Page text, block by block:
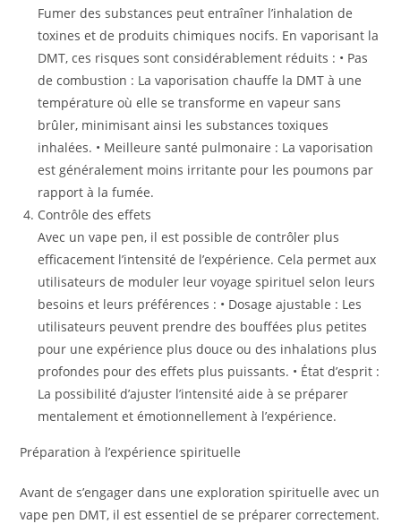
Fumer des substances peut entraîner l’inhalation de
toxines et de produits chimiques nocifs. En vaporisant la
DMT, ces risques sont considérablement réduits : • Pas
de combustion : La vaporisation chauffe la DMT à une
température où elle se transforme en vapeur sans
brûler, minimisant ainsi les substances toxiques
inhalées. • Meilleure santé pulmonaire : La vaporisation
est généralement moins irritante pour les poumons par
rapport à la fumée.
Contrôle des effets
Avec un vape pen, il est possible de contrôler plus
efficacement l’intensité de l’expérience. Cela permet aux
utilisateurs de moduler leur voyage spirituel selon leurs
besoins et leurs préférences : • Dosage ajustable : Les
utilisateurs peuvent prendre des bouffées plus petites
pour une expérience plus douce ou des inhalations plus
profondes pour des effets plus puissants. • État d’esprit :
La possibilité d’ajuster l’intensité aide à se préparer
mentalement et émotionnellement à l’expérience.
Préparation à l’expérience spirituelle
Avant de s’engager dans une exploration spirituelle avec un
vape pen DMT, il est essentiel de se préparer correctement.